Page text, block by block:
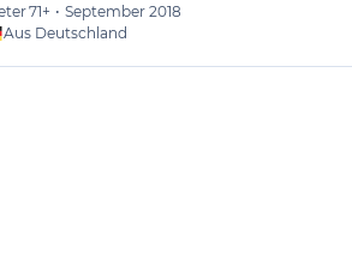
71+ • September 2018
Aus Deutschland